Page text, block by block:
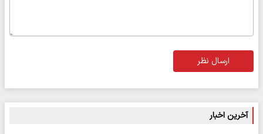
ارسال نظر
آخرین اخبار